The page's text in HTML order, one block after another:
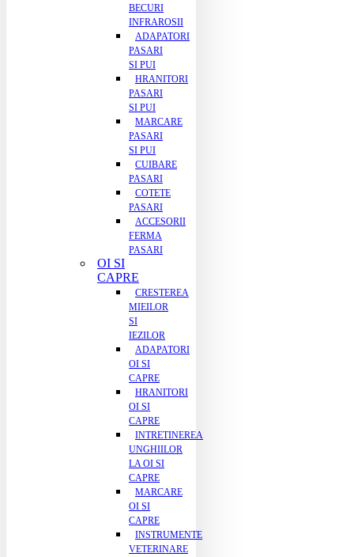
BECURI
INFRAROSII
ADAPATORI
PASARI
SI PUI
HRANITORI
PASARI
SI PUI
MARCARE
PASARI
SI PUI
CUIBARE
PASARI
COTETE
PASARI
ACCESORII
FERMA
PASARI
OI SI
CAPRE
CRESTEREA
MIEILOR
SI
IEZILOR
ADAPATORI
OI SI
CAPRE
HRANITORI
OI SI
CAPRE
INTRETINEREA
UNGHIILOR
LA OI SI
CAPRE
MARCARE
OI SI
CAPRE
INSTRUMENTE
VETERINARE